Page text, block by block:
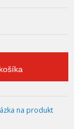
na produkt